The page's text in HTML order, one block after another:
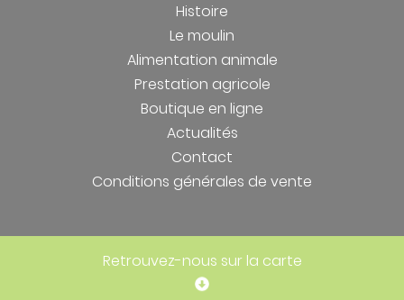
Histoire
Le moulin
Alimentation animale
Prestation agricole
Boutique en ligne
Actualités
Contact
Conditions générales de vente
Retrouvez-nous sur la carte